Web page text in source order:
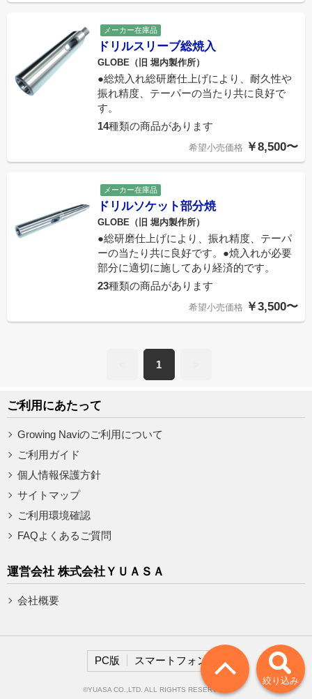
メーカー在庫品
ドリルスリーブ総焼入
GLOBE（旧 堀内製作所）
●総焼入れ総研磨仕上げにより、耐久性や
振れ精度、テーパーの当たり共に良好で
す。
14種類の商品があります
希望小売価格 ￥8,500〜
メーカー在庫品
ドリルソケット部分焼
GLOBE（旧 堀内製作所）
●総研磨仕上げにより、振れ精度、テーパ
ーの当たり共に良好です。●焼入れが必要
部分に適切に施してあり経済的です。
23種類の商品があります
希望小売価格 ￥3,500〜
1
絞り込み
ご利用にあたって
Growing Naviのご利用について
ご利用ガイド
個人情報保護方針
サイトマップ
ご利用環境確認
FAQよくあるご質問
運営会社 株式会社ＹＵＡＳＡ
会社概要
PC版 スマートフォン版
©YUASA CO.,LTD. ALL RIGHTS RESERVED.